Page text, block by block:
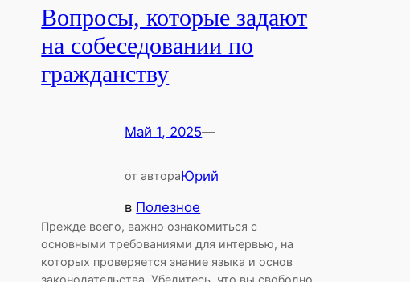
Вопросы, которые задают
на собеседовании по
гражданству
Май 1, 2025—
от автораЮрий
в Полезное
Прежде всего, важно ознакомиться с
основными требованиями для интервью, на
которых проверяется знание языка и основ
законодательства. Убедитесь, что вы свободно